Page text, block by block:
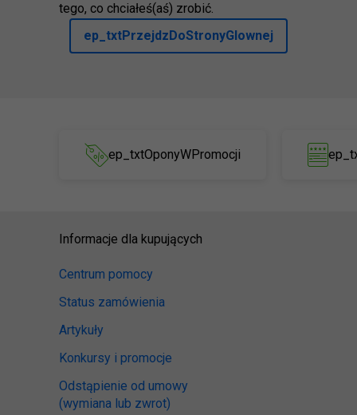
tego, co chciałeś(aś) zrobić.
ep_txtPrzejdzDoStronyGlownej
ep_txtOponyWPromocji
Informacje dla kupujących
Centrum pomocy
Status zamówienia
Artykuły
Konkursy i promocje
Odstąpienie od umowy
(wymiana lub zwrot)